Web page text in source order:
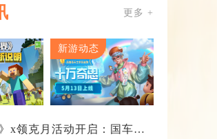
更多 +
新游动态
x领克月活动开启：国车喜